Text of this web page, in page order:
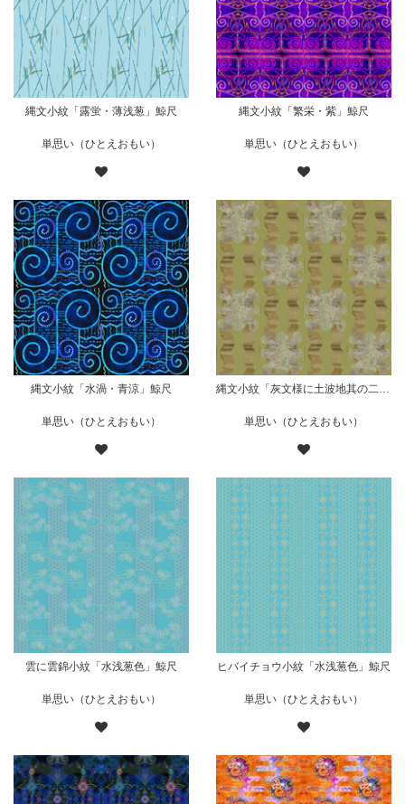
縄文小紋「露蛍・薄浅葱」鯨尺
単思い（ひとえおもい）
縄文小紋「繁栄・紫」鯨尺
単思い（ひとえおもい）
縄文小紋「水渦・青涼」鯨尺
単思い（ひとえおもい）
縄文小紋「灰文様に土波地其の二」鯨尺
単思い（ひとえおもい）
雲に雲錦小紋「水浅葱色」鯨尺
単思い（ひとえおもい）
ヒバイチョウ小紋「水浅葱色」鯨尺
単思い（ひとえおもい）